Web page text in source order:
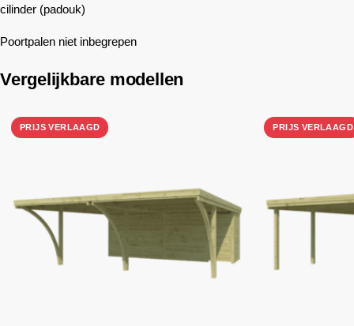
cilinder (padouk)
Poortpalen niet inbegrepen
Vergelijkbare modellen